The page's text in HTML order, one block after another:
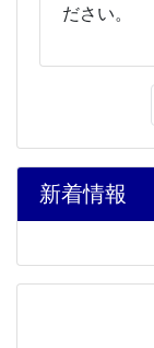
ださい。
新着情報